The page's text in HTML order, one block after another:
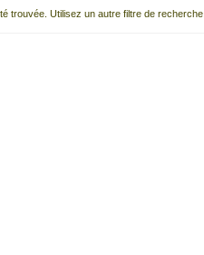
trouvée. Utilisez un autre filtre de recherche.